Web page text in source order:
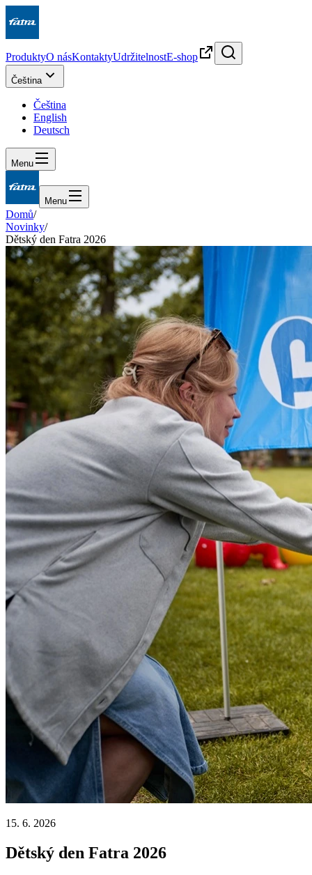
ProduktyO násKontaktyUdržitelnostE-shop
Čeština
Čeština
English
Deutsch
Menu
Menu
Domů/
Novinky/
Dětský den Fatra 2026
15. 6. 2026
Dětský den Fatra 2026